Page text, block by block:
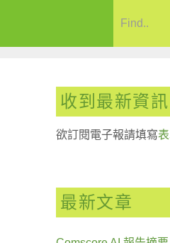
收到最新資訊
欲訂閱電子報請填寫
最新文章